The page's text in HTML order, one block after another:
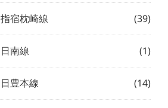
指宿枕崎線 (39)
日南線 (1)
日豊本線 (14)